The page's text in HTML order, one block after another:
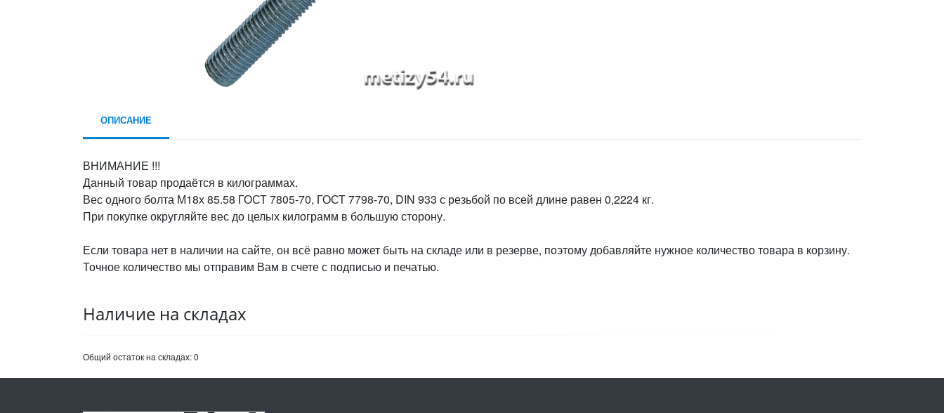
ОПИСАНИЕ
ВНИМАНИЕ !!!
Данный товар продаётся в килограммах.
Вес одного болта М18х 85.58 ГОСТ 7805-70, ГОСТ 7798-70, DIN 933 с резьбой по всей длине равен 0,2224 кг.
При покупке округляйте вес до целых килограмм в большую сторону.
Если товара нет в наличии на сайте, он всё равно может быть на складе или в резерве, поэтому добавляйте нужное количество товара в корзину.
Точное количество мы отправим Вам в счете с подписью и печатью.
Наличие на складах
Общий остаток на складах:0